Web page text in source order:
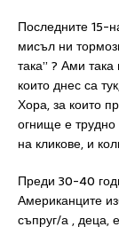
Последните 15-
мисъл ни
така” ? Ами
които днес са
Хора, за които
огнище е
на кликове, и
Преди 30-40
Американците
съпруг/а , деца,